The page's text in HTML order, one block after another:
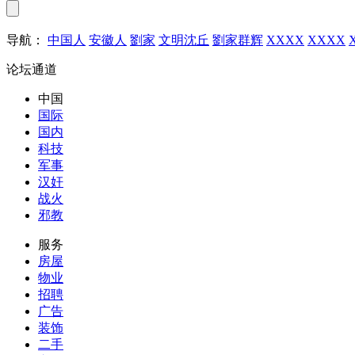
导航： 中国人 安徽人 劉家 文明沈丘 劉家群辉 XXXX XXXX
论坛通道
中国
国际
国内
科技
军事
汉奸
战火
邪教
服务
房屋
物业
招聘
广告
装饰
二手